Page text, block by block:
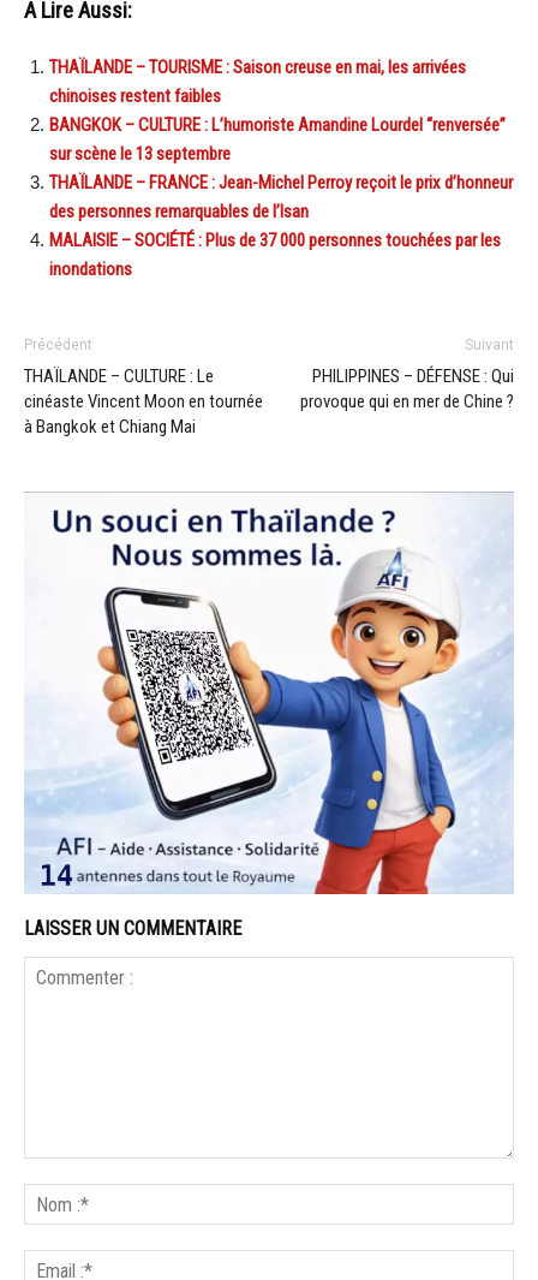
A Lire Aussi:
THAÏLANDE – TOURISME : Saison creuse en mai, les arrivées
chinoises restent faibles
BANGKOK – CULTURE : L’humoriste Amandine Lourdel “renversée”
sur scène le 13 septembre
THAÏLANDE – FRANCE : Jean-Michel Perroy reçoit le prix d’honneur
des personnes remarquables de l’Isan
MALAISIE – SOCIÉTÉ : Plus de 37 000 personnes touchées par les
inondations
Précédent
THAÏLANDE – CULTURE : Le
cinéaste Vincent Moon en tournée
à Bangkok et Chiang Mai
Suivant
PHILIPPINES – DÉFENSE : Qui
provoque qui en mer de Chine ?
LAISSER UN COMMENTAIRE